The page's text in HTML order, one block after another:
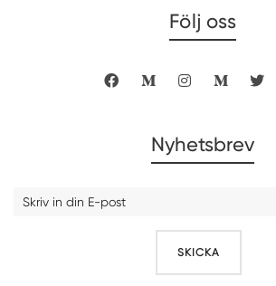
Följ oss
Nyhetsbrev